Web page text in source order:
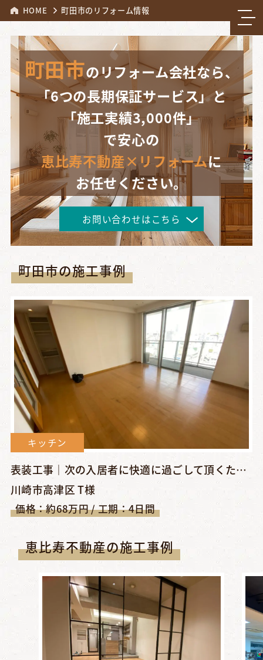
HOME 町田市のリフォーム情報
町田市のリフォーム会社なら、
「6つの長期保証サービス」と
「施工実績3,000件」
で安心の
恵比寿不動産×リフォームに
お任せください。
お問い合わせはこちら
町田市の施工事例
キッチン
表装工事｜次の入居者に快適に過ごして頂くための表装工事【川崎...
川崎市高津区 T様
価格：約68万円 / 工期：4日間
恵比寿不動産の施工事例